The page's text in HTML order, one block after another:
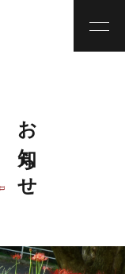
お知らせ
ne
s
even